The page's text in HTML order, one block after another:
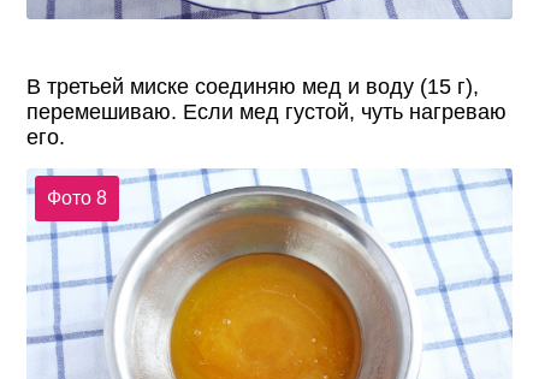
В третьей миске соединяю мед и воду (15 г),
перемешиваю. Если мед густой, чуть нагреваю
его.
Фото 8